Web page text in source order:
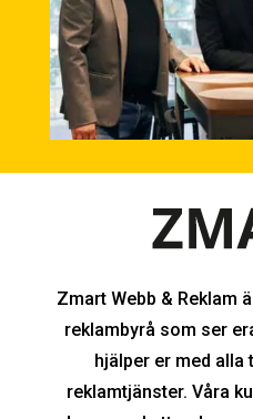
Zmart Webb & Reklam
reklambyrå som ser
hjälper er med alla
reklamtjänster. Våra